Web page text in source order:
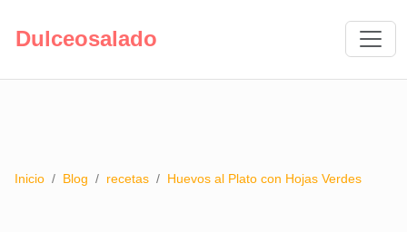
Dulceosalado
Inicio / Blog / recetas / Huevos al Plato con Hojas Verdes